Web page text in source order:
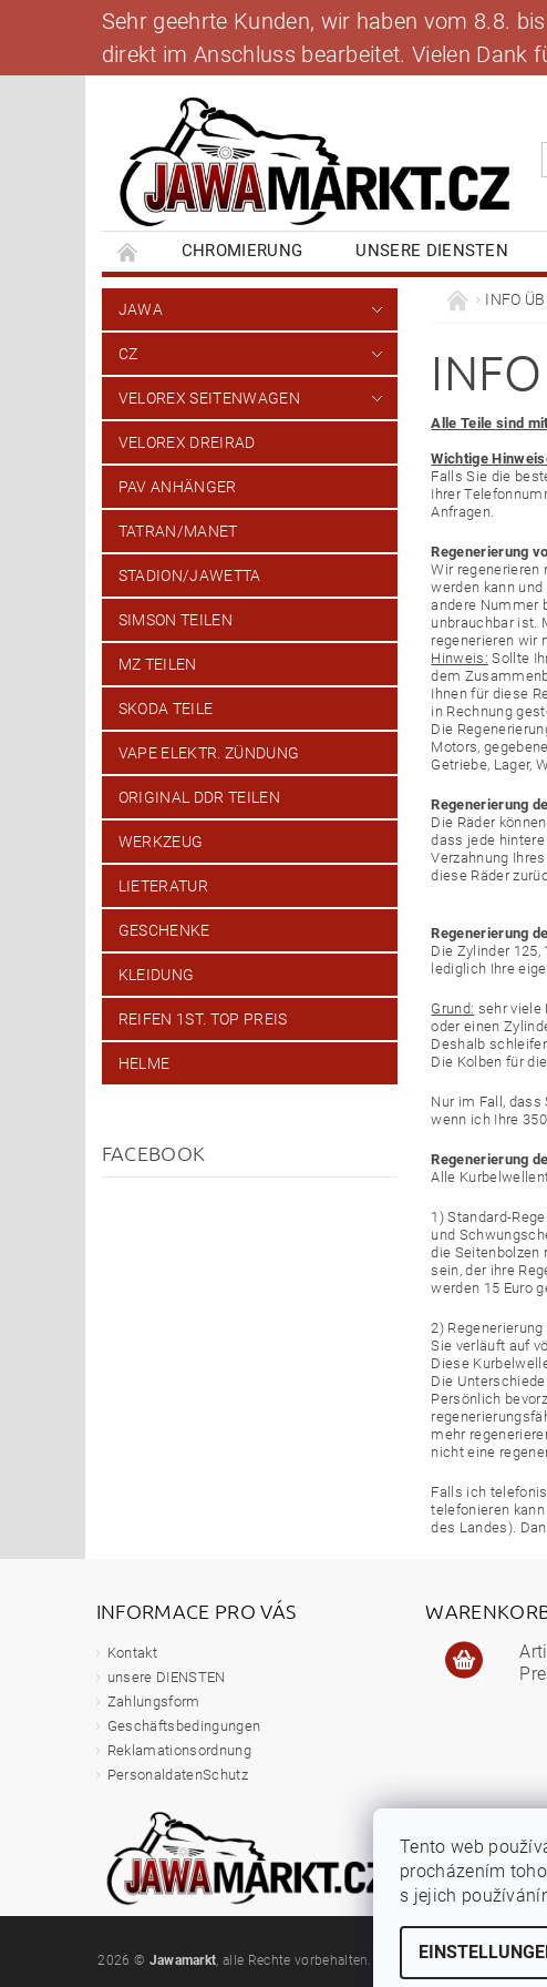
Sehr geehrte Kunden, wir haben vom 8.8.
direkt im Anschluss bearbeitet. Vielen Dank
CHROMIERUNG UNSERE DIENSTEN
BANKVERBINDUNG
SCHREIBEN SIE UNS
JAWA
CZ
VELOREX SEITENWAGEN
VELOREX DREIRAD
PAV ANHÄNGER
TATRAN/MANET
STADION/JAWETTA
SIMSON TEILEN
MZ TEILEN
SKODA TEILE
VAPE ELEKTR. ZÜNDUNG
ORIGINAL DDR TEILEN
WERKZEUG
LIETERATUR
GESCHENKE
KLEIDUNG
REIFEN 1ST. TOP PREIS
HELME
FACEBOOK
INFO
Alle Teile sind
Wichtige
Falls Sie die
Ihrer
Anfragen.
Regenerierung
Wir regenerieren
werden kann
andere Nummer
unbrauchbar ist.
regenerieren wir
Hinweis: Sollte
dem
Ihnen für diese
in Rechnung
Die
Motors,
Getriebe, Lager,
Regenerierung
Die Räder
dass jede
Verzahnung
diese Räder
Regenerierung
Die Zylinder
lediglich Ihre
Grund: sehr viele
oder einen
Deshalb
Die Kolben für
Nur im Fall,
wenn ich Ihre
Regenerierung
Alle
1) Standard-
und
die Seitenbolzen
sein, der ihre
werden 15 Euro
2)
Sie verläuft auf
Diese
Die
Persönlich
mehr
nicht eine
Falls ich
telefonieren
des Landes).
INFORMACE PRO VÁS
Kontakt
unsere DIENSTEN
Zahlungsform
Geschäftsbedingungen
Reklamationsordnung
PersonaldatenSchutz
2026 © Jawamarkt , alle Rechte vorbehalten. Cookie-Einstellungen
Tento web
procházením
s jejich